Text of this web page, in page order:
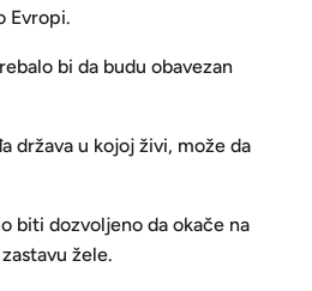
Evropi.
bi da budu obavezan
država u kojoj živi, može da
biti dozvoljeno da okače na
žele.